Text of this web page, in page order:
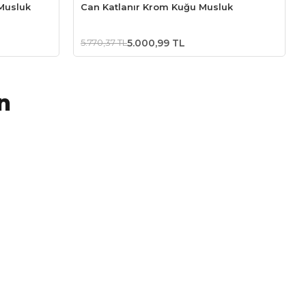
Can Katlanır Krom Kuğu Musluk
5.770,37 TL5.000,99 TL